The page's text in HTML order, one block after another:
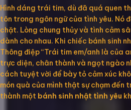
Hình dáng trái tim, dù đã quá quen
tôn trong ngôn ngữ của tình yêu. Nó
chặt. Lòng chung thủy và tình cảm
dành cho nhau. Khi chiếc bánh sinh
Thông điệp “Trái tim em/anh là của
trực diện, chân thành và ngọt ngào
cách tuyệt vời để bày tỏ cảm xúc
món quà của mình thật sự chạm đến
thành một bánh sinh nhật tình yêu